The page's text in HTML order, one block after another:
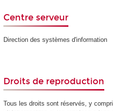
Centre serveur
Direction des systèmes d'information
Droits de reproduction
Tous les droits sont réservés, y